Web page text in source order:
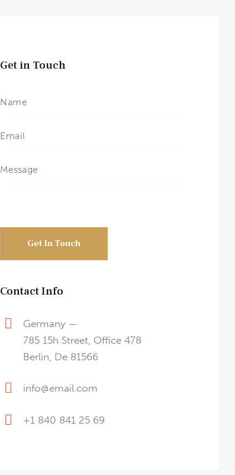
Get in Touch
Contact Info
Germany —
785 15h Street, Office 478
Berlin, De 81566
info@email.com
+1 840 841 25 69